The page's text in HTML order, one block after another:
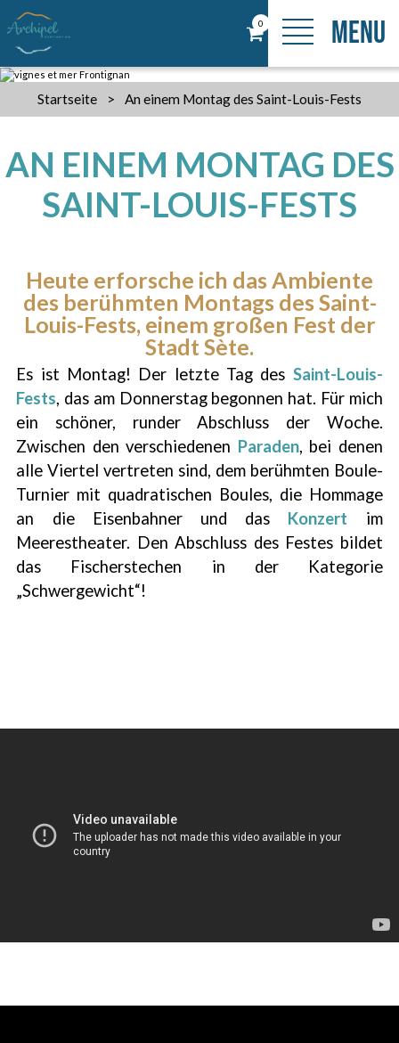
0 MENU
Startseite > An einem Montag des Saint-Louis-Fests
AN EINEM MONTAG DES
SAINT-LOUIS-FESTS
Heute erforsche ich das Ambiente
des berühmten Montags des Saint-
Louis-Fests, einem großen Fest der
Stadt Sète.
Es ist Montag! Der letzte Tag des Saint-Louis-
Fests, das am Donnerstag begonnen hat. Für mich
ein schöner, runder Abschluss der Woche.
Zwischen den verschiedenen Paraden, bei denen
alle Viertel vertreten sind, dem berühmten Boule-
Turnier mit quadratischen Boules, die Hommage
an die Eisenbahner und das Konzert im
Meerestheater. Den Abschluss des Festes bildet
das Fischerstechen in der Kategorie
„Schwergewicht“!